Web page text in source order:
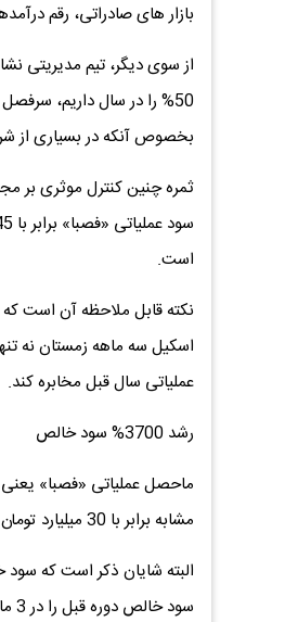
بازار های صادراتی، رقم
از سوی دیگر، تیم مدیریتی
بخصوص آنکه در بسیاری از
است.
عملیاتی سال قبل مخابره کند.
رشد 3700% سود خالص
مشابه برابر با 30 میلیارد تومان بوده و این یعنی شاهد رشد 3.712% سود خالص شرکت نسبت به دوره مشابه هستیم.
سود خالص دوره قبل را در 3 ماه کاور کرده، بلکه تقریبا یک رشد 75% نیز نسبت به سود خالص 12 ماهه ثبت کرده است.